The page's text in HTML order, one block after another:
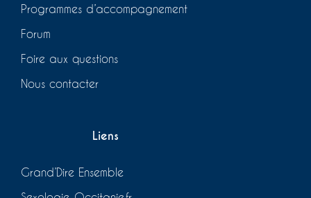
Programmes d’accompagnement
Forum
Foire aux questions
Nous contacter
Liens
Grand’Dire Ensemble